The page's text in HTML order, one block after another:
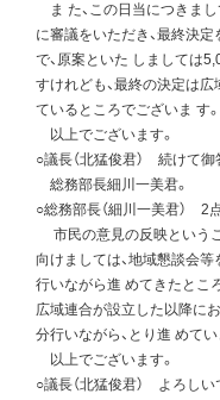
ま た、この日当につきまし
に審議をいただき、最終決
で、原案といた しましては
すけれども、最終の決定は
ているところでございま す。
以上でございます。
○議長（北猛俊君） 続けて御
総務部長細川一美君。
○総務部長（細川一美君） 2
市民の意見の反映という
向けましては、地域懇談会
行いながら進 めてきたとこ
広域連合が設立した以降に
分行いながら、とり進 めて
以上でございます。
○議長（北猛俊君） よろしい